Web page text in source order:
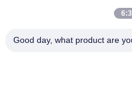
Macchina magnetica
Good day, what product are